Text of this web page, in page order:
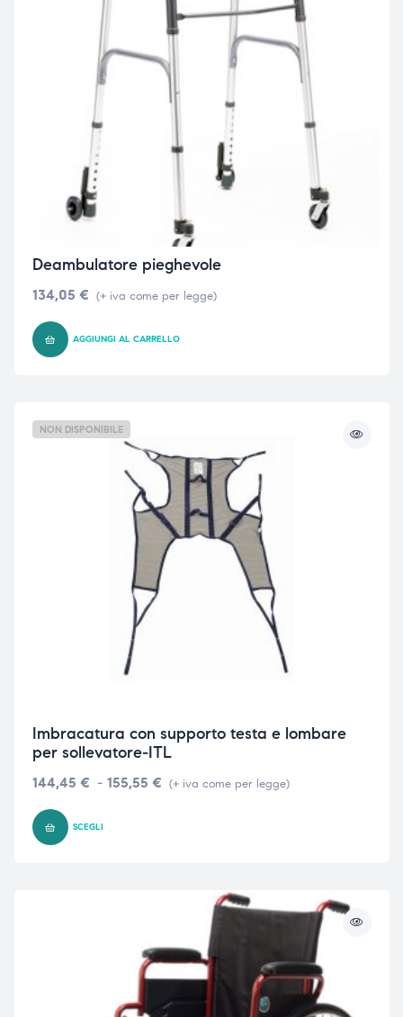
Deambulatore pieghevole
134,05 € (+ iva come per legge)
AGGIUNGI AL CARRELLO
NON DISPONIBILE
Imbracatura con supporto testa e lombare
per sollevatore-ITL
144,45 € - 155,55 € (+ iva come per legge)
SCEGLI